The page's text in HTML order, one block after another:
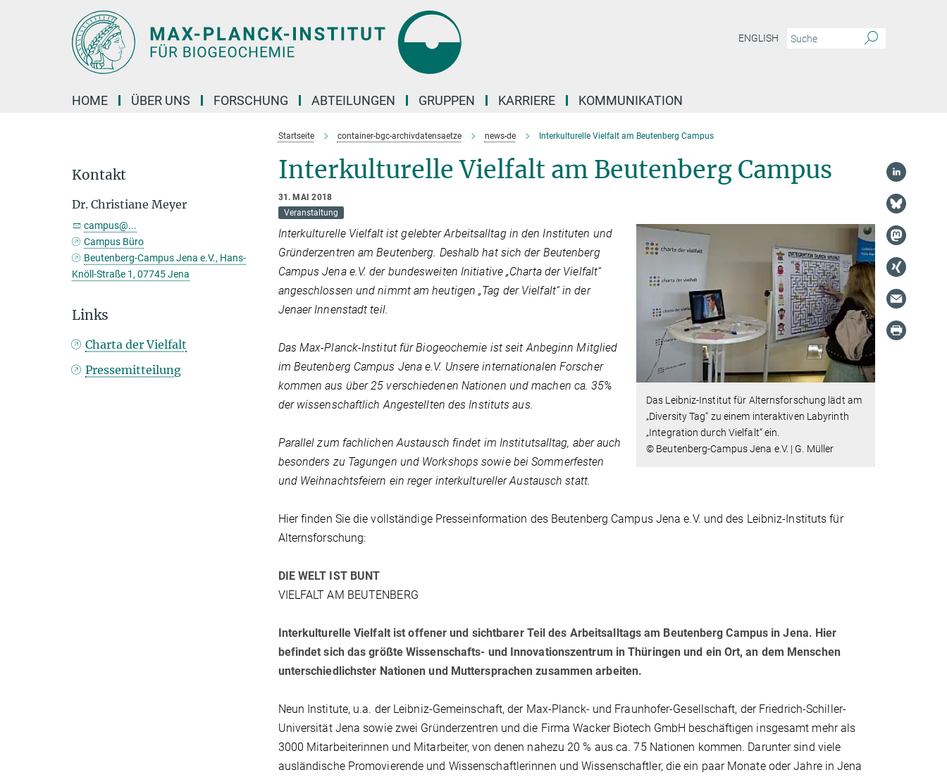
ENGLISH
HOME ÜBER UNS FORSCHUNG ABTEILUNGEN GRUPPEN KARRIERE KOMMUNIKATION
Startseite container-bgc-archivdatensaetze news-de Interkulturelle Vielfalt am Beutenberg Campus
Interkulturelle Vielfalt am Beutenberg Campus
31. MAI 2018
Veranstaltung
Das Leibniz-Institut für Alternsforschung lädt am
„Diversity Tag“ zu einem interaktiven Labyrinth
„Integration durch Vielfalt“ ein.
© Beutenberg-Campus Jena e.V. | G. Müller
Interkulturelle Vielfalt ist gelebter Arbeitsalltag in den Instituten und
Gründerzentren am Beutenberg. Deshalb hat sich der Beutenberg
Campus Jena e.V. der bundesweiten Initiative „Charta der Vielfalt“
angeschlossen und nimmt am heutigen „Tag der Vielfalt“ in der
Jenaer Innenstadt teil.
Das Max-Planck-Institut für Biogeochemie ist seit Anbeginn Mitglied
im Beutenberg Campus Jena e.V. Unsere internationalen Forscher
kommen aus über 25 verschiedenen Nationen und machen ca. 35%
der wissenschaftlich Angestellten des Instituts aus.
Parallel zum fachlichen Austausch findet im Institutsalltag, aber auch
besonders zu Tagungen und Workshops sowie bei Sommerfesten
und Weihnachtsfeiern ein reger interkultureller Austausch statt.
Hier finden Sie die vollständige Presseinformation des Beutenberg Campus Jena e.V. und des Leibniz-Instituts für
Alternsforschung:
DIE WELT IST BUNT
VIELFALT AM BEUTENBERG
Interkulturelle Vielfalt ist offener und sichtbarer Teil des Arbeitsalltags am Beutenberg Campus in Jena. Hier
befindet sich das größte Wissenschafts- und Innovationszentrum in Thüringen und ein Ort, an dem Menschen
unterschiedlichster Nationen und Muttersprachen zusammen arbeiten.
Neun Institute, u.a. der Leibniz-Gemeinschaft, der Max-Planck- und Fraunhofer-Gesellschaft, der Friedrich-Schiller-
Universität Jena sowie zwei Gründerzentren und die Firma Wacker Biotech GmbH beschäftigen insgesamt mehr als
3000 Mitarbeiterinnen und Mitarbeiter, von denen nahezu 20 % aus ca. 75 Nationen kommen. Darunter sind viele
ausländische Promovierende und Wissenschaftlerinnen und Wissenschaftler, die ein paar Monate oder Jahre in Jena
Kontakt
Dr. Christiane Meyer
campus@...
Campus Büro
Beutenberg-Campus Jena e.V., Hans-
Knöll-Straße 1, 07745 Jena
Links
Charta der Vielfalt
Pressemitteilung